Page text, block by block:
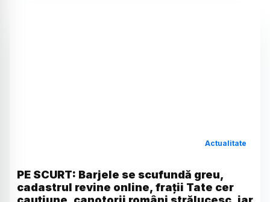
Actualitate
PE SCURT: Barjele se scufundă greu,
cadastrul revine online, frații Tate cer